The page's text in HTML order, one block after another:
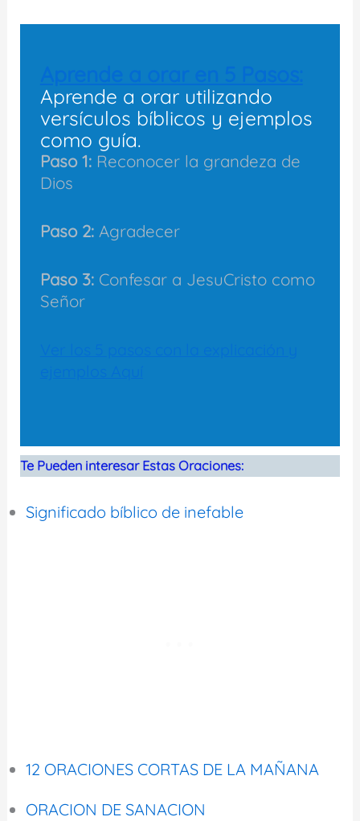
Aprende a orar utilizando
versículos bíblicos y ejemplos
como guía.
Paso 1:Reconocer la grandeza de
Dios
Paso 2:Agradecer
Paso 3: Confesar a JesuCristo como
Señor
Te Pueden interesar Estas Oraciones:
Significado bíblico de inefable
12 ORACIONES CORTAS DE LA MAÑANA
ORACION DE SANACION